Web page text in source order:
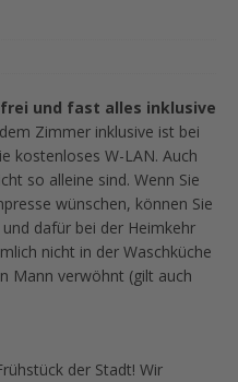
und fast alles inklusive
Zimmer inklusive ist bei
kostenloses W-LAN. Auch
so alleine sind. Wenn Sie
wünschen, können Sie
dafür bei der Heimkehr
nicht in der Waschküche
Mann verwöhnt (gilt auch
der Stadt! Wir